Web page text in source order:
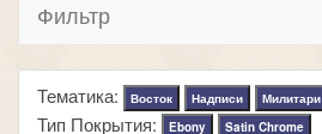
Фильтр
Тематика: Восток Надписи Милитари
Тип Покрытия: Ebony
Satin Chrome